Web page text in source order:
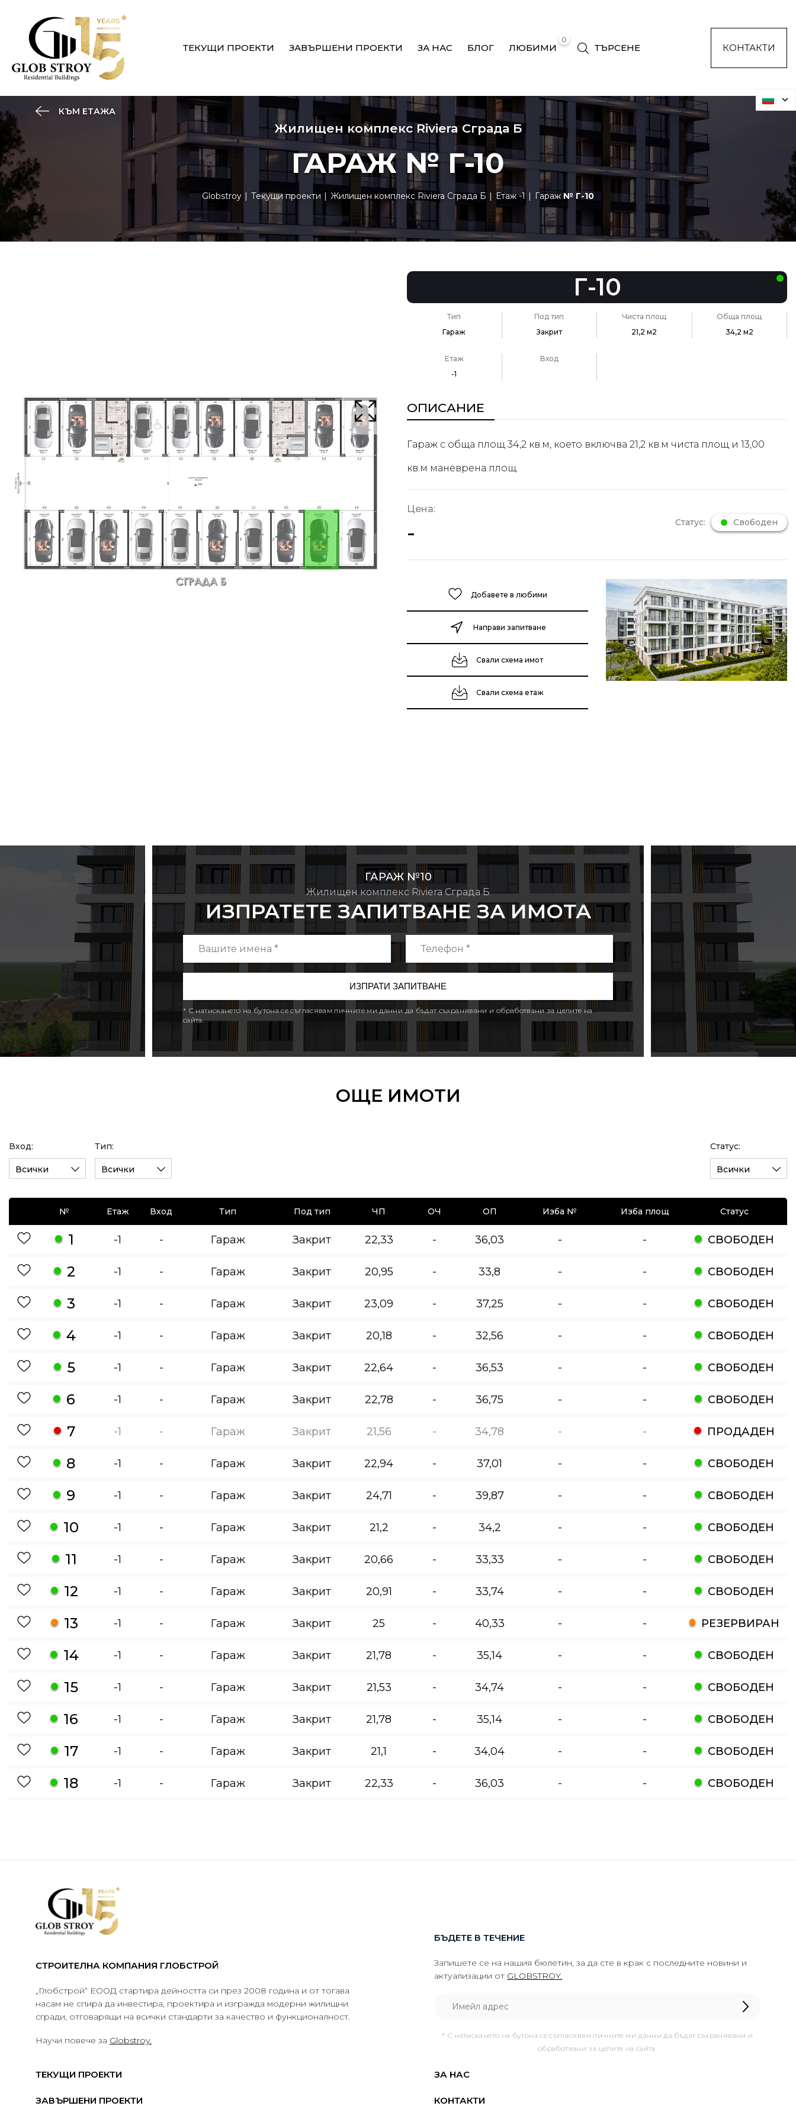
ТЕКУЩИ ПРОЕКТИ ЗАВЪРШЕНИ ПРОЕКТИ ЗА НАС БЛОГ
0
ЛЮБИМИ ТЪРСЕНЕ КОНТАКТИ
КЪМ ЕТАЖА
Жилищен комплекс Riviera Сграда Б
ГАРАЖ № Г-10
Globstroy Текущи проекти Жилищен комплекс Riviera Сграда Б Етаж -1 Гараж№ Г-10
Г-10
Тип
Гараж
Под тип
Закрит
Чиста площ
21,2 м2
Обща площ
34,2 м2
Етаж
-1
Вход
ОПИСАНИЕ
Гараж с обща площ 34,2 кв.м, което включва 21,2 кв.м чиста площ и 13,00
кв.м маневрена площ.
Цена:
- Статус: Свободен
Добавете в любими
Направи запитване
Свали схема имот
Свали схема етаж
ГАРАЖ №10
Жилищен комплекс Riviera Сграда Б
ИЗПРАТЕТЕ ЗАПИТВАНЕ ЗА ИМОТА
* С натискането на бутона се съгласявам личните ми данни да бъдат съхранявани и обработвани за целите на
сайта.
ОЩЕ ИМОТИ
Вход:
Всички
Тип:
Всички
Статус:
Всички
№ Етаж Вход Тип Под тип ЧП ОЧ ОП Изба № Изба площ Статус
1 -1 - Гараж Закрит 22,33 - 36,03 - - СВОБОДЕН
2 -1 - Гараж Закрит 20,95 - 33,8 - - СВОБОДЕН
3 -1 - Гараж Закрит 23,09 - 37,25 - - СВОБОДЕН
4 -1 - Гараж Закрит 20,18 - 32,56 - - СВОБОДЕН
5 -1 - Гараж Закрит 22,64 - 36,53 - - СВОБОДЕН
6 -1 - Гараж Закрит 22,78 - 36,75 - - СВОБОДЕН
7 -1 - Гараж Закрит 21,56 - 34,78 - - ПРОДАДЕН
8 -1 - Гараж Закрит 22,94 - 37,01 - - СВОБОДЕН
9 -1 - Гараж Закрит 24,71 - 39,87 - - СВОБОДЕН
10 -1 - Гараж Закрит 21,2 - 34,2 - - СВОБОДЕН
11 -1 - Гараж Закрит 20,66 - 33,33 - - СВОБОДЕН
12 -1 - Гараж Закрит 20,91 - 33,74 - - СВОБОДЕН
13 -1 - Гараж Закрит 25 - 40,33 - - РЕЗЕРВИРАН
14 -1 - Гараж Закрит 21,78 - 35,14 - - СВОБОДЕН
15 -1 - Гараж Закрит 21,53 - 34,74 - - СВОБОДЕН
16 -1 - Гараж Закрит 21,78 - 35,14 - - СВОБОДЕН
17 -1 - Гараж Закрит 21,1 - 34,04 - - СВОБОДЕН
18 -1 - Гараж Закрит 22,33 - 36,03 - - СВОБОДЕН
СТРОИТЕЛНА КОМПАНИЯ ГЛОБСТРОЙ
„Глобстрой“ ЕООД стартира дейността си през 2008 година и от тогава
насам не спира да инвестира, проектира и изгражда модерни жилищни
сгради, отговарящи на всички стандарти за качество и функционалност.
Научи повече за Globstroy.
ТЕКУЩИ ПРОЕКТИ
ЗАВЪРШЕНИ ПРОЕКТИ
ЗА НАС
КОНТАКТИ
БЪДЕТЕ В ТЕЧЕНИЕ
Запишете се на нашия бюлетин, за да сте в крак с последните новини и
актуализации от GLOBSTROY.
* С натискането на бутона се съгласявам личните ми данни да бъдат съхранявани и
обработвани за целите на сайта.